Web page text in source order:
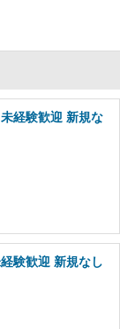
経験歓迎 新規な
験歓迎 新規なし